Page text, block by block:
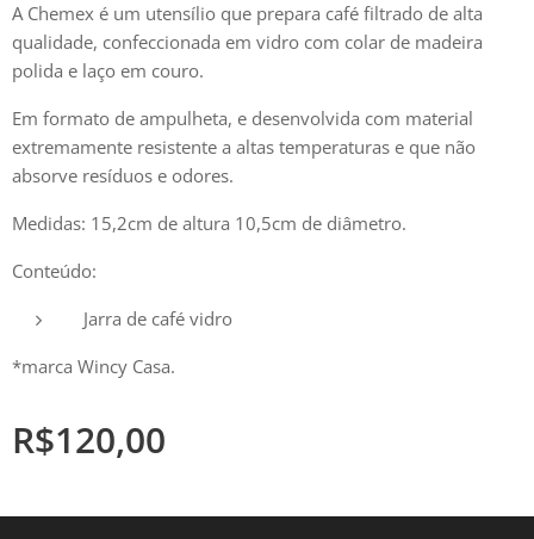
A Chemex é um utensílio que prepara café filtrado de alta
qualidade, confeccionada em vidro com colar de madeira
polida e laço em couro.
Em formato de ampulheta, e desenvolvida com material
extremamente resistente a altas temperaturas e que não
absorve resíduos e odores.
Medidas: 15,2cm de altura 10,5cm de diâmetro.
Conteúdo:
Jarra de café vidro
*marca Wincy Casa.
R$120,00